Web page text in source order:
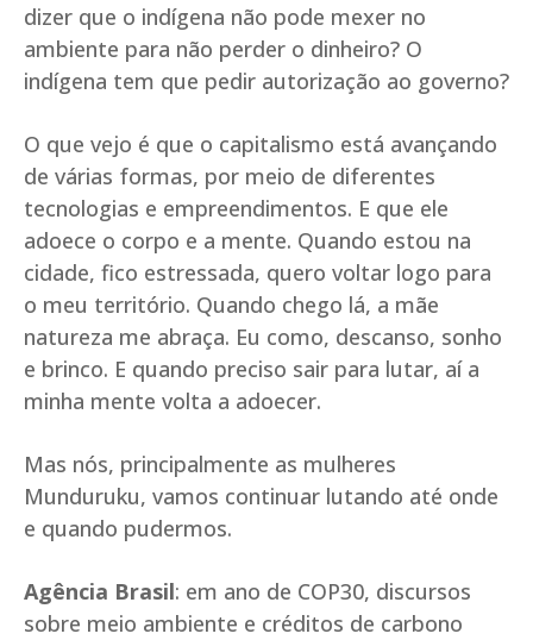
dizer que o indígena não pode mexer no
ambiente para não perder o dinheiro? O
indígena tem que pedir autorização ao governo?
O que vejo é que o capitalismo está avançando
de várias formas, por meio de diferentes
tecnologias e empreendimentos. E que ele
adoece o corpo e a mente. Quando estou na
cidade, fico estressada, quero voltar logo para
o meu território. Quando chego lá, a mãe
natureza me abraça. Eu como, descanso, sonho
e brinco. E quando preciso sair para lutar, aí a
minha mente volta a adoecer.
Mas nós, principalmente as mulheres
Munduruku, vamos continuar lutando até onde
e quando pudermos.
Agência Brasil: em ano de COP30, discursos
sobre meio ambiente e créditos de carbono